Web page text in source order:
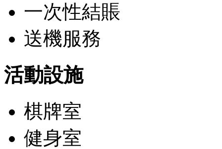
一次性結賬
送機服務
活動設施
棋牌室
健身室